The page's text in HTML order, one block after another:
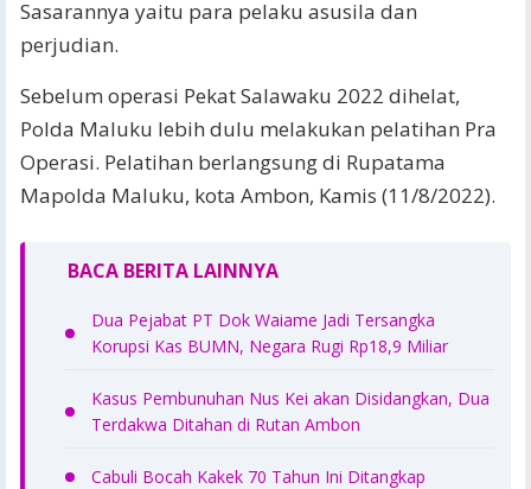
Sasarannya yaitu para pelaku asusila dan
perjudian.
Sebelum operasi Pekat Salawaku 2022 dihelat,
Polda Maluku lebih dulu melakukan pelatihan Pra
Operasi. Pelatihan berlangsung di Rupatama
Mapolda Maluku, kota Ambon, Kamis (11/8/2022).
BACA BERITA LAINNYA
Dua Pejabat PT Dok Waiame Jadi Tersangka
Korupsi Kas BUMN, Negara Rugi Rp18,9 Miliar
Kasus Pembunuhan Nus Kei akan Disidangkan, Dua
Terdakwa Ditahan di Rutan Ambon
Cabuli Bocah Kakek 70 Tahun Ini Ditangkap